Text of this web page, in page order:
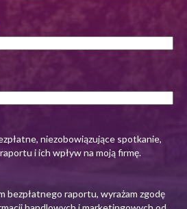
niezobowiązujące spotkanie,
i ich wpływ na moją firmę.
bezpłatnego raportu, wyrażam zgodę